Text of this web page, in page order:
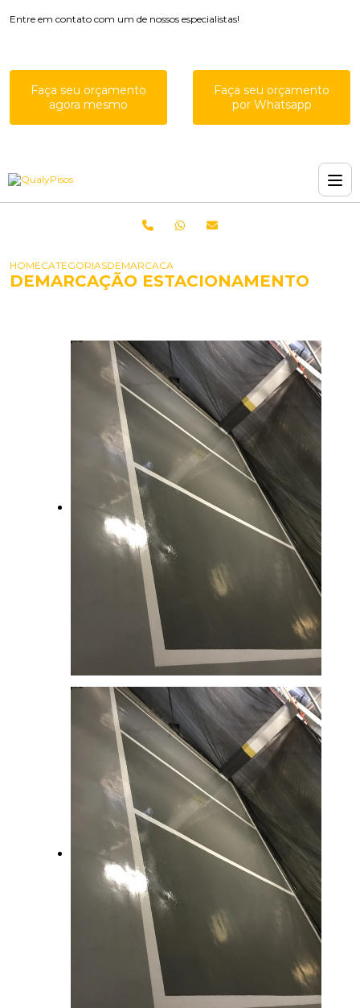
Entre em contato com um de nossos especialistas!
Faça seu orçamento
agora mesmo
Faça seu orçamento
por Whatsapp
HOMECATEGORIASDEMARCACAO ESTACIONAMENTO
DEMARCAÇÃO ESTACIONAMENTO